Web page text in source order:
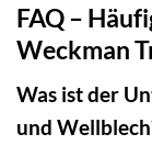
FAQ –
Weckman
Was ist der
und